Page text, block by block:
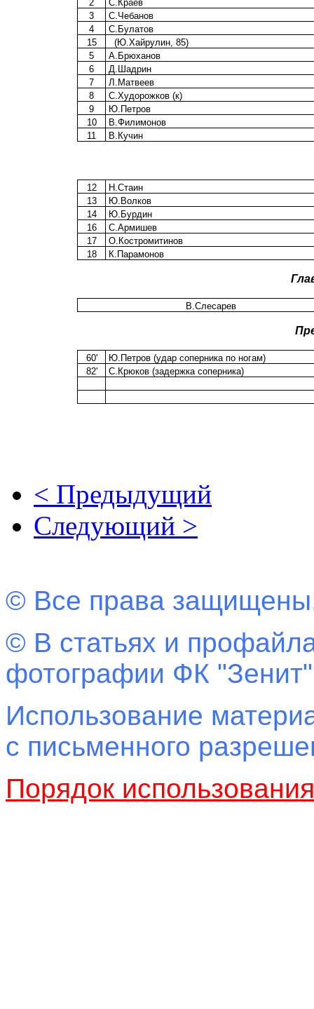
2
С.Краев
3
С.Чебанов
4
С.Булатов
15
(Ю.Хайрулин, 85)
5
А.Брюханов
6
Д.Шадрин
7
Л.Матвеев
8
С.Худорожков (к)
9
Ю.Петров
10
В.Филимонов
11
В.Кучин
12
Н.Стаин
13
Ю.Волков
14
Ю.Бурдин
16
С.Армишев
17
О.Костромитинов
18
К.Парамонов
В.Слесарев
60'
Ю.Петров (удар соперника по ногам)
82'
С.Крюков (задержка соперника)
< Предыдущий
Следующий >
© Все права
© В статьях и
фотографии ФК
Использование
с письменного
Порядок